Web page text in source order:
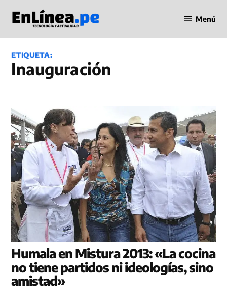
contenido
en Línea
Menú
ETIQUETA:
Inauguración
Humala en Mistura 2013: «La cocina
no tiene partidos ni ideologías, sino
amistad»